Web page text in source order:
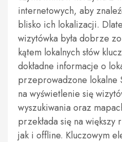
internetowych, aby
blisko ich lokalizacji.
wizytówka była dobrze
kątem lokalnych słów
dokładne informacje o
przeprowadzone lokalne
na wyświetlenie się
wyszukiwania oraz
przekłada się na większy
jak i offline. Kluczowym